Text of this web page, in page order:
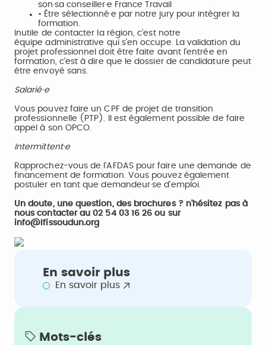
son·sa conseiller·e France Travail
• Être sélectionné·e par notre jury pour intégrer la
formation.
Inutile de contacter la région, c'est notre
équipe administrative qui s'en occupe. La validation du
projet professionnel doit être faite avant l'entrée en
formation, c'est à dire que le dossier de candidature peut
être envoyé sans.
Salarié·e
Vous pouvez faire un CPF de projet de transition
professionnelle (PTP). Il est également possible de faire
appel à son OPCO.
Intermittent·e
Rapprochez-vous de l'AFDAS pour faire une demande de
financement de formation. Vous pouvez également
postuler en tant que demandeur·se d'emploi.
Un doute, une question, des brochures ? n'hésitez pas à
nous contacter au 02 54 03 16 26 ou sur
info@lfissoudun.org
En savoir plus
En savoir plus
Mots-clés